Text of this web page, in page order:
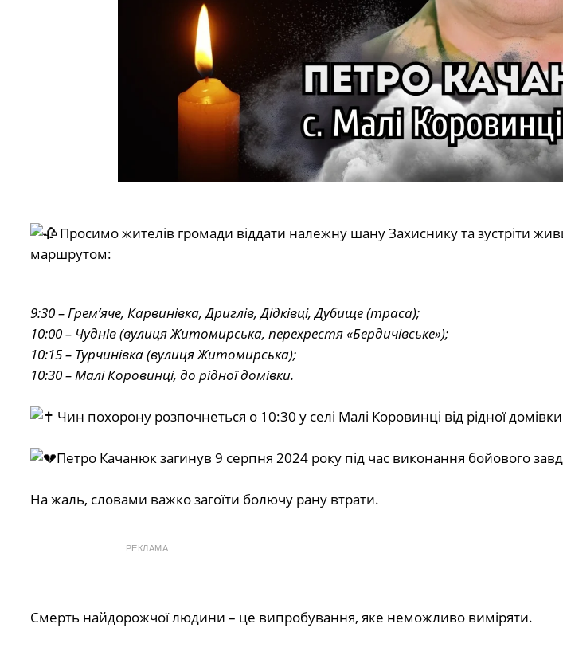
Просимо жителів громади віддати належну шану Захиснику та зустріти
маршрутом:
9:30 – Грем’яче, Карвинівка, Дриглів, Дідківці, Дубище (траса);
10:00 – Чуднів (вулиця Житомирська, перехрестя «Бердичівське»);
10:15 – Турчинівка (вулиця Житомирська);
10:30 – Малі Коровинці, до рідної домівки.
Чин похорону розпочнеться о 10:30 у селі Малі Коровинці від рідної
Петро Качанюк загинув 9 серпня 2024 року під час виконання бойового
На жаль, словами важко загоїти болючу рану втрати.
РЕКЛАМА
Смерть найдорожчої людини – це випробування, яке неможливо виміряти.